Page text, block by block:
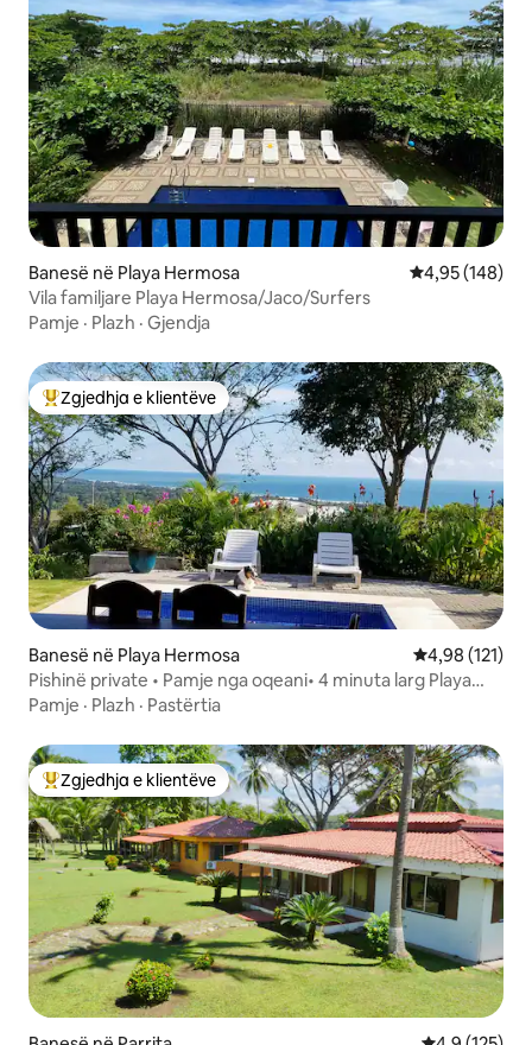
Banesë në Playa Hermosa Vlerësimi
4,95 (148)
Vila familjare Playa Hermosa/Jaco/Surfers
Pamje · Plazh · Gjendja
Më të mirat e zgjedhjeve të klientëve
Zgjedhja e klientëve
Banesë në Playa Hermosa Vlerësimi
4,98 (121)
Pishinë private • Pamje nga oqeani• 4 minuta larg Playa
Hermosa
Pamje · Plazh · Pastërtia
Më të mirat e zgjedhjeve të klientëve
Zgjedhja e klientëve